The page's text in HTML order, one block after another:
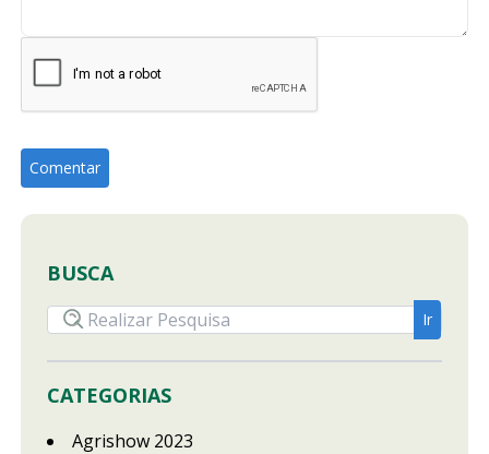
BUSCA
CATEGORIAS
Agrishow 2023